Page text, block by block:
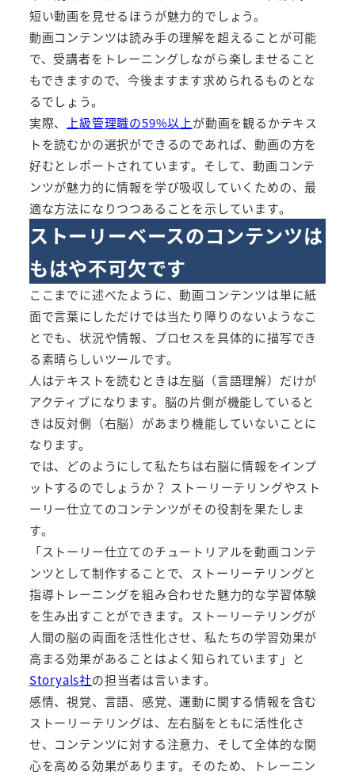
短い動画を見せるほうが魅力的でしょう。
動画コンテンツは読み手の理解を超えることが可能
で、受講者をトレーニングしながら楽しませること
もできますので、今後ますます求められるものとな
るでしょう。
実際、 上級管理職の59%以上が動画を観るかテキス
トを読むかの選択ができるのであれば、動画の方を
好むとレポートされています。そして、動画コンテ
ンツが魅力的に情報を学び吸収していくための、最
適な方法になりつつあることを示しています。
ストーリーベースのコンテンツは
もはや不可欠です
ここまでに述べたように、動画コンテンツは単に紙
面で言葉にしただけでは当たり障りのないようなこ
とでも、状況や情報、プロセスを具体的に描写でき
る素晴らしいツールです。
人はテキストを読むときは左脳（言語理解）だけが
アクティブになります。脳の片側が機能していると
きは反対側（右脳）があまり機能していないことに
なります。
では、どのようにして私たちは右脳に情報をインプ
ットするのでしょうか？ ストーリーテリングやスト
ーリー仕立てのコンテンツがその役割を果たしま
す。
「ストーリー仕立てのチュートリアルを動画コンテ
ンツとして制作することで、ストーリーテリングと
指導トレーニングを組み合わせた魅力的な学習体験
を生み出すことができます。ストーリーテリングが
人間の脳の両面を活性化させ、私たちの学習効果が
高まる効果があることはよく知られています」と
Storyals社の担当者は言います。
感情、視覚、言語、感覚、運動に関する情報を含む
ストーリーテリングは、左右脳をともに活性化さ
せ、コンテンツに対する注意力、そして全体的な関
心を高める効果があります。そのため、トレーニン